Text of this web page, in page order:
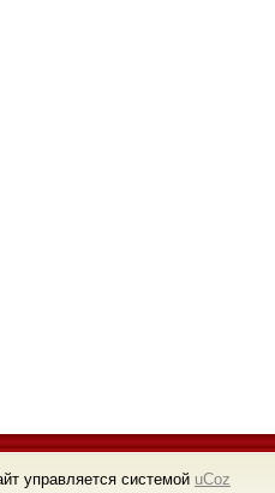
управляется системой uCoz